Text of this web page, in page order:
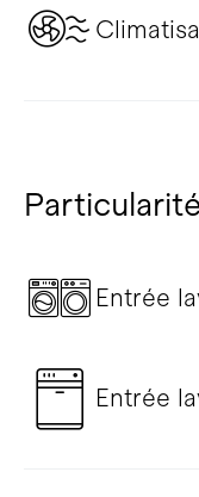
Entrée
Entrée